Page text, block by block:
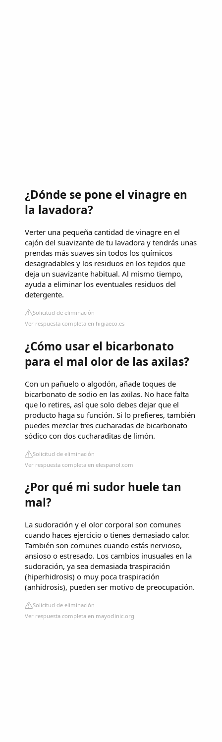
¿Dónde se pone el vinagre en
la lavadora?
Verter una pequeña cantidad de vinagre en el
cajón del suavizante de tu lavadora y tendrás unas
prendas más suaves sin todos los químicos
desagradables y los residuos en los tejidos que
deja un suavizante habitual. Al mismo tiempo,
ayuda a eliminar los eventuales residuos del
detergente.
Solicitud de eliminación
Ver respuesta completa en higiaeco.es
¿Cómo usar el bicarbonato
para el mal olor de las axilas?
Con un pañuelo o algodón, añade toques de
bicarbonato de sodio en las axilas. No hace falta
que lo retires, así que solo debes dejar que el
producto haga su función. Si lo prefieres, también
puedes mezclar tres cucharadas de bicarbonato
sódico con dos cucharaditas de limón.
Solicitud de eliminación
Ver respuesta completa en elespanol.com
¿Por qué mi sudor huele tan
mal?
La sudoración y el olor corporal son comunes
cuando haces ejercicio o tienes demasiado calor.
También son comunes cuando estás nervioso,
ansioso o estresado. Los cambios inusuales en la
sudoración, ya sea demasiada traspiración
(hiperhidrosis) o muy poca traspiración
(anhidrosis), pueden ser motivo de preocupación.
Solicitud de eliminación
Ver respuesta completa en mayoclinic.org